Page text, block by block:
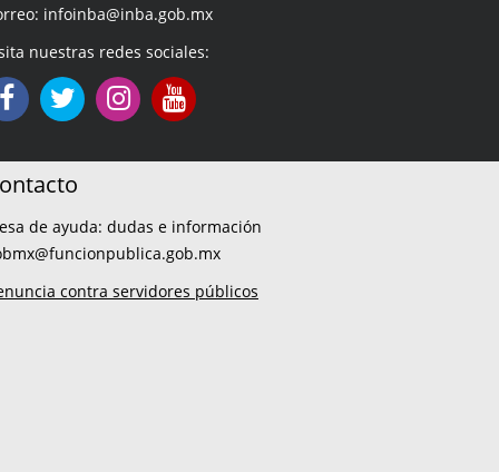
infoinba@inba.gob.mx
nuestras redes sociales:
de ayuda: dudas e información
contra servidores públicos